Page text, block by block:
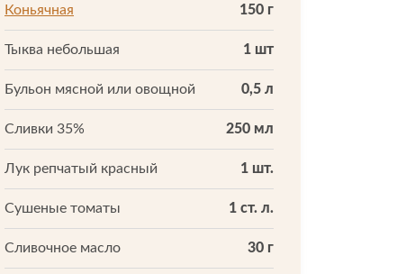
Коньячная 150 г
Тыква небольшая 1 шт
Бульон мясной или овощной 0,5 л
Сливки 35% 250 мл
Лук репчатый красный 1 шт.
Сушеные томаты 1 ст. л.
Сливочное масло 30 г